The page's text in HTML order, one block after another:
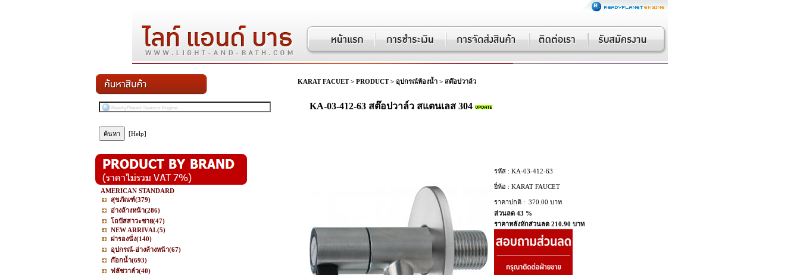
[Help]
AMERICAN STANDARD
สุขภัณฑ์(379)
อ่างล้างหน้า(286)
โถปัสสาวะชาย(47)
NEW ARRIVAL(5)
ฝารองนั่ง(140)
อุปกรณ์-อ่างล้างหน้า(67)
ก๊อกน้ำ(693)
ฟลัชวาล์ว(40)
KARAT FACUET> PRODUCT> อุปกรณ์ห้องน้ำ > สต๊อปวาล์ว
KA-03-412-63 สต๊อปวาล์ว สแตนเลส 304
รหัส : KA-03-412-63
ยี่ห้อ : KARAT FAUCET
ราคาปกติ : 370.00 บาท
ส่วนลด 43 %
ราคาหลังหักส่วนลด 210.90 บาท